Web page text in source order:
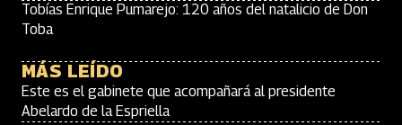
Tobías Enrique Pumarejo: 120 años del natalicio de Don
Toba
MÁS LEÍDO
Este es el gabinete que acompañará al presidente
Abelardo de la Espriella